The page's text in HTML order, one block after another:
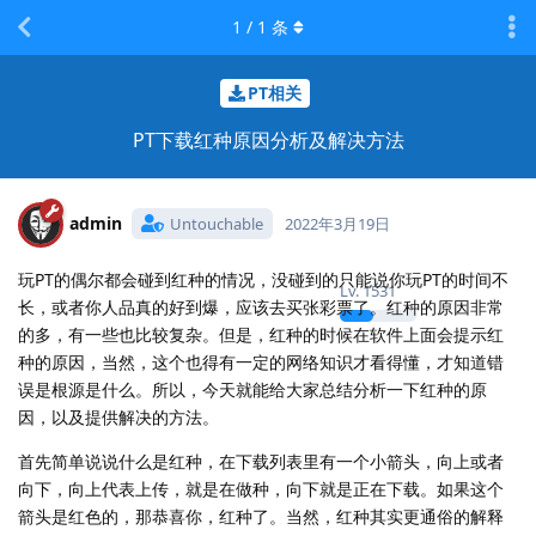
PT相关
PT下载红种原因分析及解决方法
1 / 1 条
admin Untouchable
Lv.1531
2022年3月19日
玩PT的偶尔都会碰到红种的情况，没碰到的只能说你玩PT的时间不
长，或者你人品真的好到爆，应该去买张彩票了。红种的原因非常
的多，有一些也比较复杂。但是，红种的时候在软件上面会提示红
种的原因，当然，这个也得有一定的网络知识才看得懂，才知道错
误是根源是什么。所以，今天就能给大家总结分析一下红种的原
因，以及提供解决的方法。
首先简单说说什么是红种，在下载列表里有一个小箭头，向上或者
向下，向上代表上传，就是在做种，向下就是正在下载。如果这个
箭头是红色的，那恭喜你，红种了。当然，红种其实更通俗的解释